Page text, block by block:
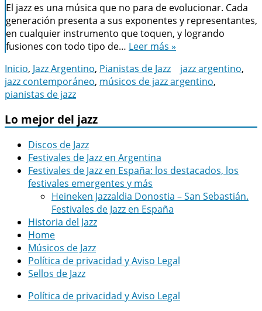
El jazz es una música que no para de evolucionar. Cada
generación presenta a sus exponentes y representantes,
en cualquier instrumento que toquen, y logrando
fusiones con todo tipo de… Leer más »
Inicio, Jazz Argentino, Pianistas de Jazz jazz argentino,
jazz contemporáneo, músicos de jazz argentino,
pianistas de jazz
Lo mejor del jazz
Discos de Jazz
Festivales de Jazz en Argentina
Festivales de Jazz en España: los destacados, los
festivales emergentes y más
Heineken Jazzaldia Donostia – San Sebastián.
Festivales de Jazz en España
Historia del Jazz
Home
Músicos de Jazz
Política de privacidad y Aviso Legal
Sellos de Jazz
Política de privacidad y Aviso Legal